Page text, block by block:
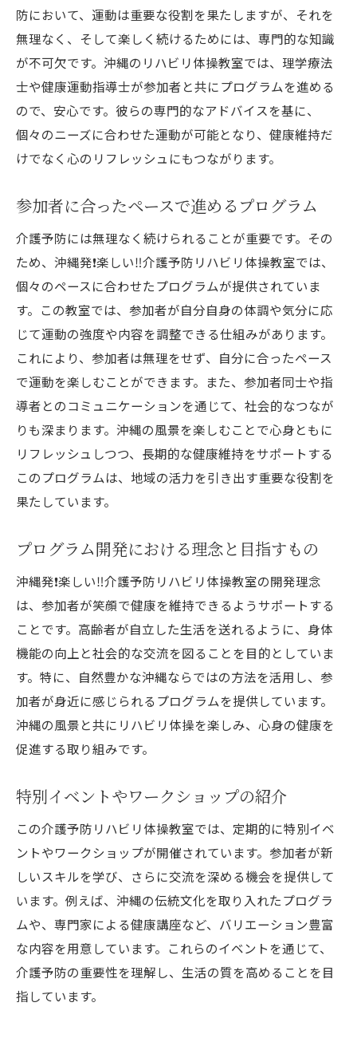
防において、運動は重要な役割を果たしますが、それを
無理なく、そして楽しく続けるためには、専門的な知識
が不可欠です。沖縄のリハビリ体操教室では、理学療法
士や健康運動指導士が参加者と共にプログラムを進める
ので、安心です。彼らの専門的なアドバイスを基に、
個々のニーズに合わせた運動が可能となり、健康維持だ
けでなく心のリフレッシュにもつながります。
参加者に合ったペースで進めるプログラム
介護予防には無理なく続けられることが重要です。その
ため、沖縄発❗️楽しい‼️介護予防リハビリ体操教室では、
個々のペースに合わせたプログラムが提供されていま
す。この教室では、参加者が自分自身の体調や気分に応
じて運動の強度や内容を調整できる仕組みがあります。
これにより、参加者は無理をせず、自分に合ったペース
で運動を楽しむことができます。また、参加者同士や指
導者とのコミュニケーションを通じて、社会的なつなが
りも深まります。沖縄の風景を楽しむことで心身ともに
リフレッシュしつつ、長期的な健康維持をサポートする
このプログラムは、地域の活力を引き出す重要な役割を
果たしています。
プログラム開発における理念と目指すもの
沖縄発❗️楽しい‼️介護予防リハビリ体操教室の開発理念
は、参加者が笑顔で健康を維持できるようサポートする
ことです。高齢者が自立した生活を送れるように、身体
機能の向上と社会的な交流を図ることを目的としていま
す。特に、自然豊かな沖縄ならではの方法を活用し、参
加者が身近に感じられるプログラムを提供しています。
沖縄の風景と共にリハビリ体操を楽しみ、心身の健康を
促進する取り組みです。
特別イベントやワークショップの紹介
この介護予防リハビリ体操教室では、定期的に特別イベ
ントやワークショップが開催されています。参加者が新
しいスキルを学び、さらに交流を深める機会を提供して
います。例えば、沖縄の伝統文化を取り入れたプログラ
ムや、専門家による健康講座など、バリエーション豊富
な内容を用意しています。これらのイベントを通じて、
介護予防の重要性を理解し、生活の質を高めることを目
指しています。